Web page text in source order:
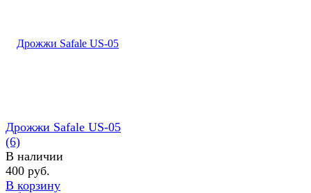
Дрожжи Safale US-05
(6)
В наличии
400 руб.
В корзину